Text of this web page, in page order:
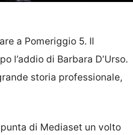
a Pomeriggio 5. Il
l’addio di Barbara D’Urso.
storia professionale,
di Mediaset un volto